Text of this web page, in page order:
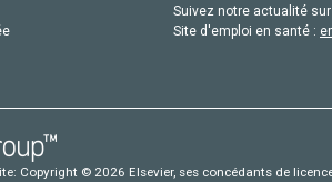
Suivez notre actualité
Site d'emploi en santé :
Copyright © 2026 Elsevier, ses concédants de